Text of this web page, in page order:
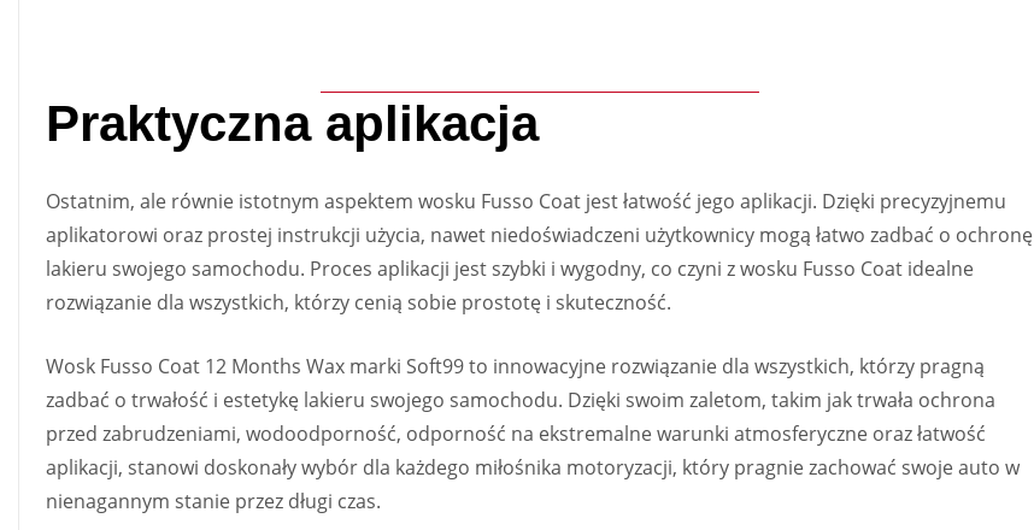
Praktyczna aplikacja
Ostatnim, ale równie istotnym aspektem wosku Fusso Coat jest łatwość jego aplikacji. Dzięki precyzyjnemu
aplikatorowi oraz prostej instrukcji użycia, nawet niedoświadczeni użytkownicy mogą łatwo zadbać o ochronę
lakieru swojego samochodu. Proces aplikacji jest szybki i wygodny, co czyni z wosku Fusso Coat idealne
rozwiązanie dla wszystkich, którzy cenią sobie prostotę i skuteczność.
Wosk Fusso Coat 12 Months Wax marki Soft99 to innowacyjne rozwiązanie dla wszystkich, którzy pragną
zadbać o trwałość i estetykę lakieru swojego samochodu. Dzięki swoim zaletom, takim jak trwała ochrona
przed zabrudzeniami, wodoodporność, odporność na ekstremalne warunki atmosferyczne oraz łatwość
aplikacji, stanowi doskonały wybór dla każdego miłośnika motoryzacji, który pragnie zachować swoje auto w
nienagannym stanie przez długi czas.